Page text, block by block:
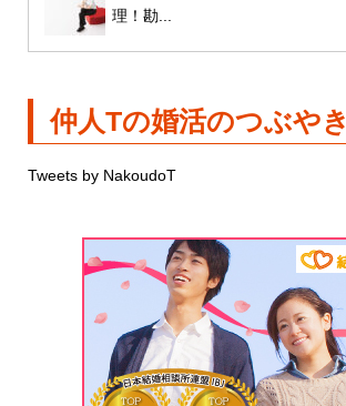
理！勘...
仲人Tの婚活のつぶやき
Tweets by NakoudoT